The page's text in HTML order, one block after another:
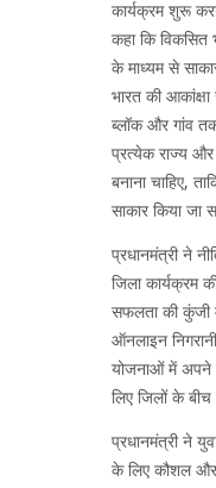
कार्यक्रम शुरू
कहा कि विकसित
के माध्यम से
भारत की
ब्लॉक और गांव
प्रत्येक राज्य
बनाना चाहिए,
साकार किया जा
प्रधानमंत्री ने
जिला कार्यक्रम
सफलता की कुंजी
ऑनलाइन
योजनाओं में अपने
लिए जिलों के बीच
प्रधानमंत्री ने
के लिए कौशल और